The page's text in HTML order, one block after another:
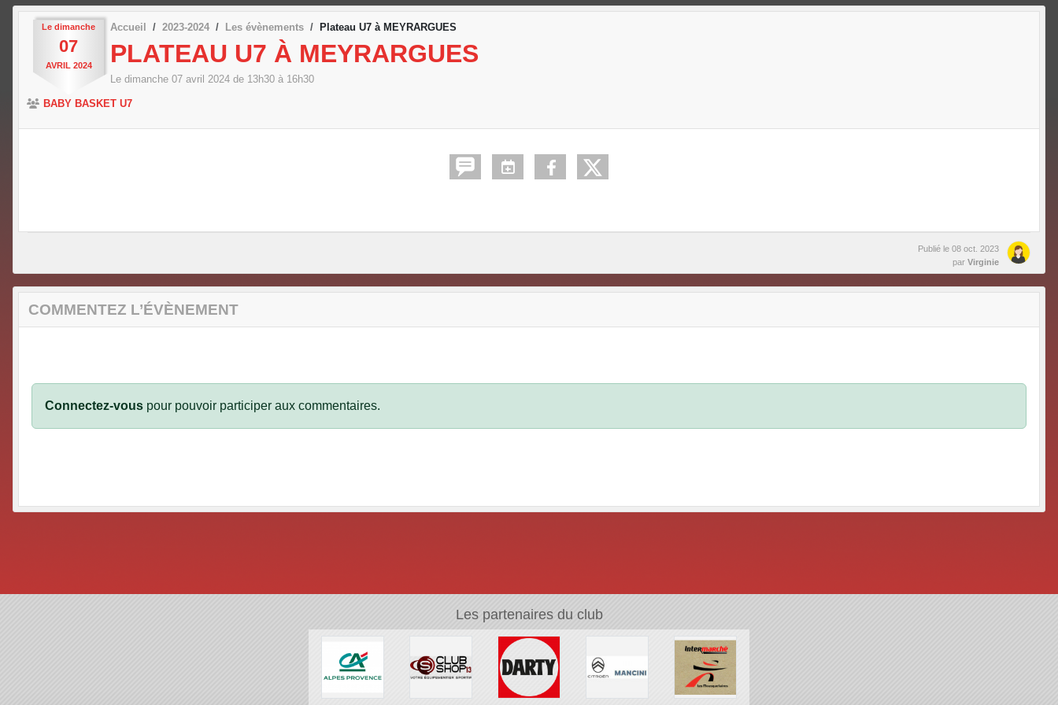
Le dimanche
07
AVRIL 2024
Accueil 2023-2024 Les évènements Plateau U7 à MEYRARGUES
PLATEAU U7 À MEYRARGUES
Le dimanche 07 avril 2024 de 13h30 à 16h30
BABY BASKET U7
Publié le 08 oct. 2023
par Virginie
COMMENTEZ L’ÉVÈNEMENT
Connectez-vous pour pouvoir participer aux commentaires.
Les partenaires du club